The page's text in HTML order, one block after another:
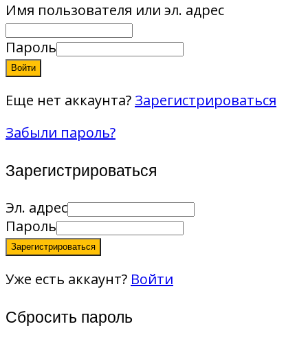
Имя пользователя или эл. адрес
Пароль
Войти
Еще нет аккаунта? Зарегистрироваться
Забыли пароль?
Зарегистрироваться
Эл. адрес
Пароль
Зарегистрироваться
Уже есть аккаунт? Войти
Сбросить пароль